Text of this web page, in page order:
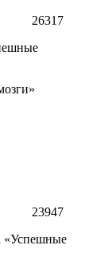
26317
23947